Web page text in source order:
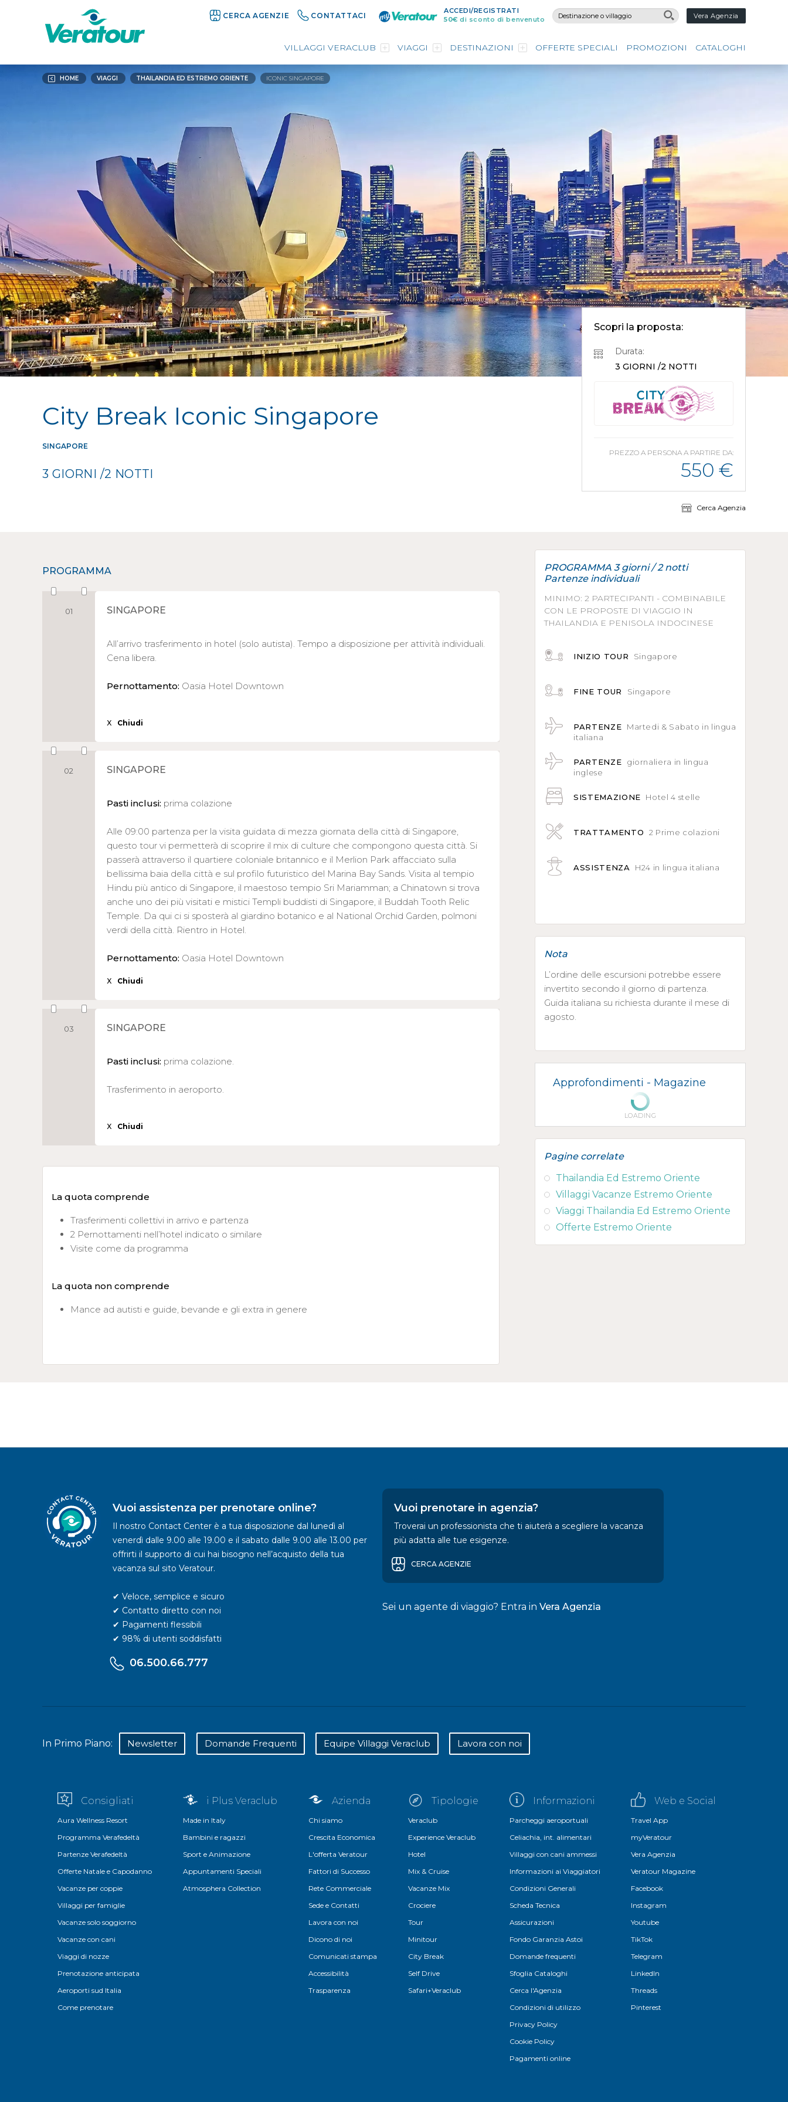
CERCA AGENZIE CONTATTACI
ACCEDI/REGISTRATI
50€ di sconto di benvenuto Vera Agenzia
VILLAGGI VERACLUB VIAGGI DESTINAZIONI OFFERTE SPECIALI PROMOZIONI CATALOGHI
HOME VIAGGI THAILANDIA ED ESTREMO ORIENTE ICONIC SINGAPORE
City Break Iconic Singapore
SINGAPORE
3 GIORNI /2 NOTTI
Scopri la proposta:
Durata:
3 GIORNI /2 NOTTI
PREZZO A PERSONA A PARTIRE DA:
550 €
Cerca Agenzia
PROGRAMMA
01 SINGAPORE
All’arrivo trasferimento in hotel (solo autista). Tempo a disposizione per attività individuali.
Cena libera.
Pernottamento: Oasia Hotel Downtown
X Chiudi
02 SINGAPORE
Pasti inclusi: prima colazione
Alle 09:00 partenza per la visita guidata di mezza giornata della città di Singapore,
questo tour vi permetterà di scoprire il mix di culture che compongono questa città. Si
passerà attraverso il quartiere coloniale britannico e il Merlion Park affacciato sulla
bellissima baia della città e sul profilo futuristico del Marina Bay Sands. Visita al tempio
Hindu più antico di Singapore, il maestoso tempio Sri Mariamman; a Chinatown si trova
anche uno dei più visitati e mistici Templi buddisti di Singapore, il Buddah Tooth Relic
Temple. Da qui ci si sposterà al giardino botanico e al National Orchid Garden, polmoni
verdi della città. Rientro in Hotel.
Pernottamento: Oasia Hotel Downtown
X Chiudi
03 SINGAPORE
Pasti inclusi: prima colazione.
Trasferimento in aeroporto.
X Chiudi
La quota comprende
Trasferimenti collettivi in arrivo e partenza
2 Pernottamenti nell’hotel indicato o similare
Visite come da programma
La quota non comprende
Mance ad autisti e guide, bevande e gli extra in genere
PROGRAMMA 3 giorni / 2 notti
Partenze individuali
MINIMO: 2 PARTECIPANTI - COMBINABILE
CON LE PROPOSTE DI VIAGGIO IN
THAILANDIA E PENISOLA INDOCINESE
INIZIO TOUR Singapore
FINE TOUR Singapore
PARTENZE
Martedi & Sabato in lingua
italiana
PARTENZE
giornaliera in lingua
inglese
SISTEMAZIONE Hotel 4 stelle
TRATTAMENTO 2 Prime colazioni
ASSISTENZA H24 in lingua italiana
Nota
L’ordine delle escursioni potrebbe essere
invertito secondo il giorno di partenza.
Guida italiana su richiesta durante il mese di
agosto.
Approfondimenti - Magazine
LOADING
Pagine correlate
Thailandia Ed Estremo Oriente
Villaggi Vacanze Estremo Oriente
Viaggi Thailandia Ed Estremo Oriente
Offerte Estremo Oriente
Vuoi assistenza per prenotare online?
Il nostro Contact Center è a tua disposizione dal lunedì al
venerdì dalle 9.00 alle 19.00 e il sabato dalle 9.00 alle 13.00 per
offrirti il supporto di cui hai bisogno nell’acquisto della tua
vacanza sul sito Veratour.
✔ Veloce, semplice e sicuro
✔ Contatto diretto con noi
✔ Pagamenti flessibili
✔ 98% di utenti soddisfatti
06.500.66.777
Vuoi prenotare in agenzia?
Troverai un professionista che ti aiuterà a scegliere la vacanza
più adatta alle tue esigenze.
CERCA AGENZIE
Sei un agente di viaggio? Entra in Vera Agenzia
In Primo Piano: Newsletter Domande Frequenti Equipe Villaggi Veraclub Lavora con noi
Consigliati
Aura Wellness Resort
Programma Verafedeltà
Partenze Verafedeltà
Offerte Natale e Capodanno
Vacanze per coppie
Villaggi per famiglie
Vacanze solo soggiorno
Vacanze con cani
Viaggi di nozze
Prenotazione anticipata
Aeroporti sud Italia
Come prenotare
i Plus Veraclub
Made in Italy
Bambini e ragazzi
Sport e Animazione
Appuntamenti Speciali
Atmosphera Collection
Azienda
Chi siamo
Crescita Economica
L'offerta Veratour
Fattori di Successo
Rete Commerciale
Sede e Contatti
Lavora con noi
Dicono di noi
Comunicati stampa
Accessibilità
Trasparenza
Tipologie
Veraclub
Experience Veraclub
Hotel
Mix & Cruise
Vacanze Mix
Crociere
Tour
Minitour
City Break
Self Drive
Safari+Veraclub
Informazioni
Parcheggi aeroportuali
Celiachia, int. alimentari
Villaggi con cani ammessi
Informazioni ai Viaggiatori
Condizioni Generali
Scheda Tecnica
Assicurazioni
Fondo Garanzia Astoi
Domande frequenti
Sfoglia Cataloghi
Cerca l'Agenzia
Condizioni di utilizzo
Privacy Policy
Cookie Policy
Pagamenti online
Web e Social
Travel App
myVeratour
Vera Agenzia
Veratour Magazine
Facebook
Instagram
Youtube
TikTok
Telegram
LinkedIn
Threads
Pinterest